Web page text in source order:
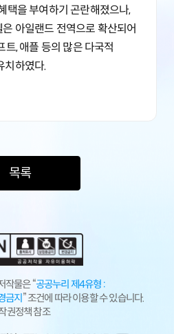
택을 부여하기 곤란해졌으나,
아일랜드 전역으로 확산되어
트, 애플 등의 많은 다국적
치하였다.
목록
작물은 “공공누리 제4유형 :
금지 ” 조건에 따라 이용할 수 있습니다.
권정책 참조